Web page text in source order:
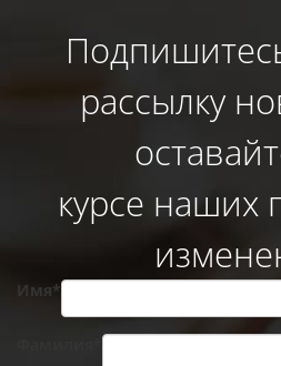
рассылку
курсе наших
Имя*